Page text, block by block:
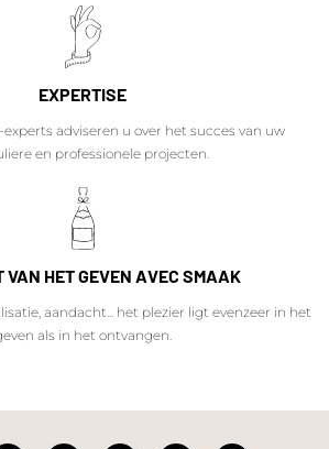
EXPERTISE
adviseren u over het succes van uw
en professionele projecten.
VAN HET GEVEN AVEC SMAAK
aandacht... het plezier ligt evenzeer in het
als in het ontvangen.